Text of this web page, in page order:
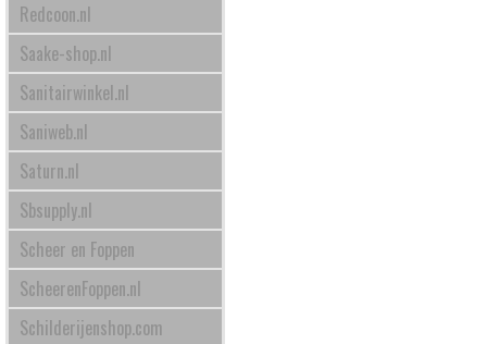
Redcoon.nl
Saake-shop.nl
Sanitairwinkel.nl
Saniweb.nl
Saturn.nl
Sbsupply.nl
Scheer en Foppen
ScheerenFoppen.nl
Schilderijenshop.com